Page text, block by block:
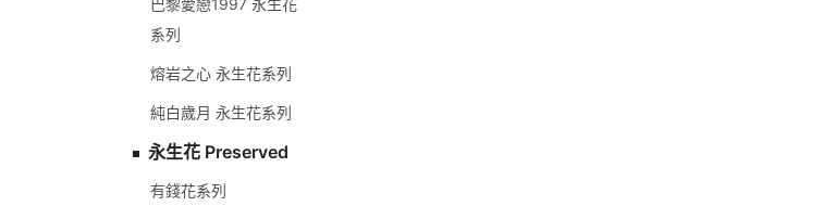
巴黎愛戀1997 永生花
系列
熔岩之心 永生花系列
純白歲月 永生花系列
永生花 Preserved
有錢花系列